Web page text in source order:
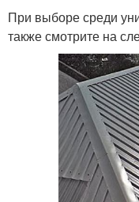
При выборе среди
также смотрите на